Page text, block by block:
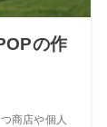
の作
商店や個人